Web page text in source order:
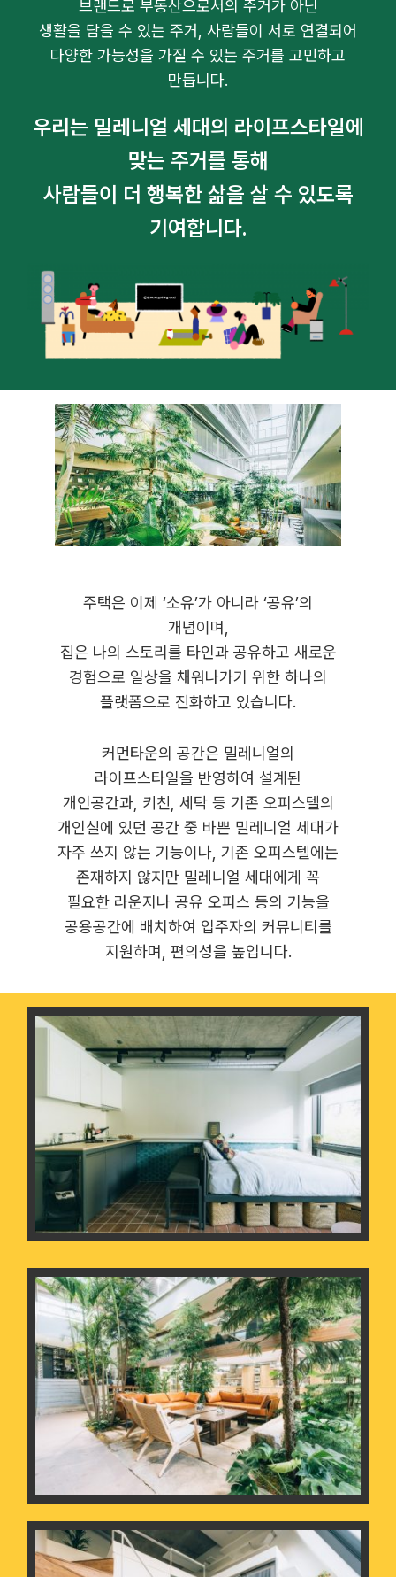
브랜드로 부동산으로서의 주거가 아닌
생활을 담을 수 있는 주거, 사람들이 서로 연결되어
다양한 가능성을 가질 수 있는 주거를 고민하고
만듭니다.
우리는 밀레니얼 세대의 라이프스타일에
맞는 주거를 통해
사람들이 더 행복한 삶을 살 수 있도록
기여합니다.
주택은 이제 ‘소유’가 아니라 ‘공유’의
개념이며,
집은 나의 스토리를 타인과 공유하고 새로운
경험으로 일상을 채워나가기 위한 하나의
플랫폼으로 진화하고 있습니다.
커먼타운의 공간은 밀레니얼의
라이프스타일을 반영하여 설계된
개인공간과, 키친, 세탁 등 기존 오피스텔의
개인실에 있던 공간 중 바쁜 밀레니얼 세대가
자주 쓰지 않는 기능이나, 기존 오피스텔에는
존재하지 않지만 밀레니얼 세대에게 꼭
필요한 라운지나 공유 오피스 등의 기능을
공용공간에 배치하여 입주자의 커뮤니티를
지원하며, 편의성을 높입니다.